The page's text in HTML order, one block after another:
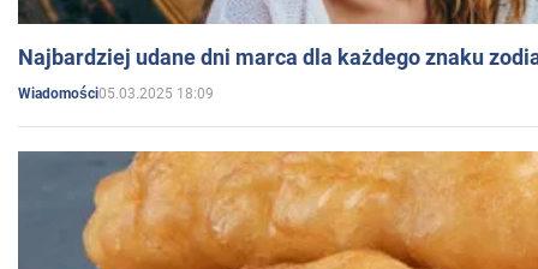
Najbardziej udane dni marca dla każdego znaku
Wiadomości05.03.2025 18:09